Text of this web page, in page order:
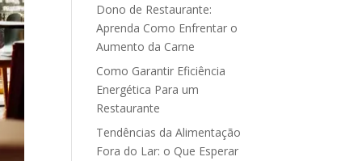
Dono de Restaurante:
Aprenda Como Enfrentar o
Aumento da Carne
Como Garantir Eficiência
Energética Para um
Restaurante
Tendências da Alimentação
Fora do Lar: o Que Esperar